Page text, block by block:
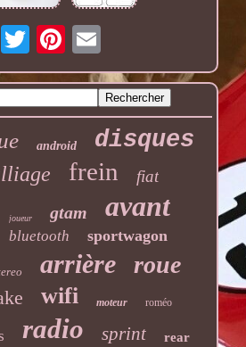
android disques
frein
fiat
joueur gtam avant
bluetooth sportwagon
arrière roue
wifi moteur roméo
radio sprint rear